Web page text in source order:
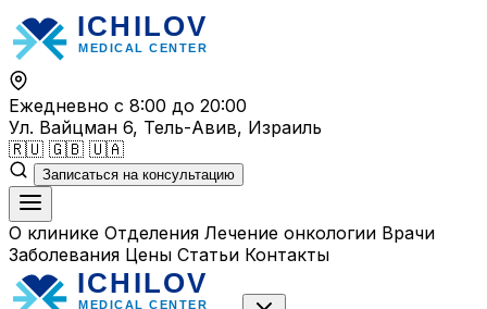
Перейти
к
содержимому
Ежедневно с 8:00 до 20:00
Ул. Вайцман 6, Тель-Авив, Израиль
🇷🇺 🇬🇧 🇺🇦
Записаться на консультацию
О клинике Отделения Лечение онкологии Врачи
Заболевания Цены Статьи Контакты